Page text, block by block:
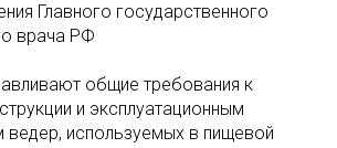
Главного государственного
врача РФ
общие требования к
и эксплуатационным
ведер, используемых в пищевой